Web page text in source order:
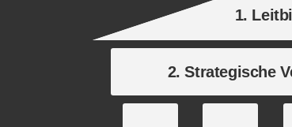
1.
2. Strategische